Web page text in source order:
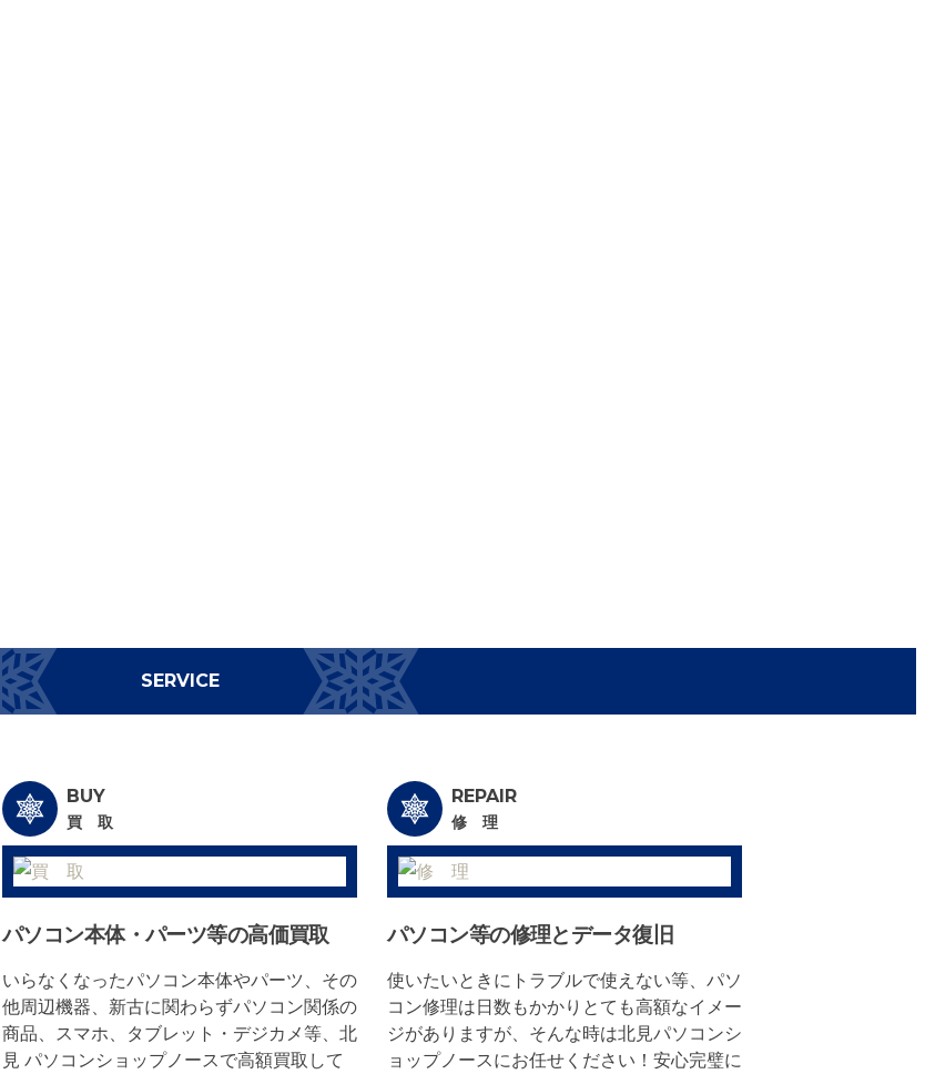
SERVICE
BUY
買 取
パソコン本体・パーツ等の高価買取
いらなくなったパソコン本体やパーツ、その
他周辺機器、新古に関わらずパソコン関係の
商品、スマホ、タブレット・デジカメ等、北
見 パソコンショップノースで高額買取して
REPAIR
修 理
パソコン等の修理とデータ復旧
使いたいときにトラブルで使えない等、パソ
コン修理は日数もかかりとても高額なイメー
ジがありますが、そんな時は北見パソコンシ
ョップノースにお任せください！安心完璧に